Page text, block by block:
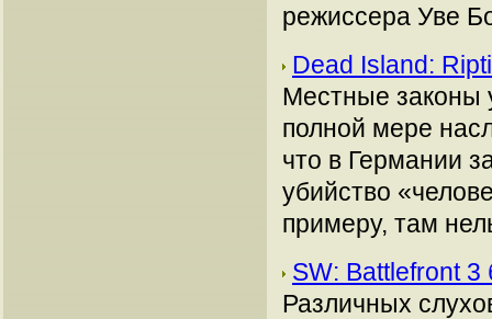
режиссера Уве
Dead Island:
Местные законы
полной мере
что в Германии
убийство
примеру, там
SW: Battlefront
Различных